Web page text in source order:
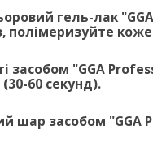
гель-лак
полімеризуйте
засобом "GGA
60 секунд).
шар засобом